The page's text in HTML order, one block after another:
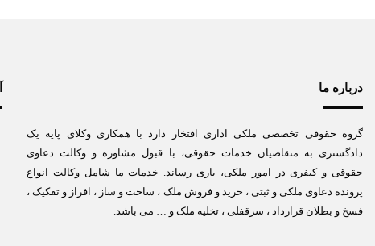
درباره ما
گروه حقوقی تخصصی ملکی اداری افتخار دارد با همکاری وکلای پایه یک
دادگستری به متقاضیان خدمات حقوقی، با قبول مشاوره و وکالت دعاوی
حقوقی و کیفری در امور ملکی، یاری رساند. خدمات ما شامل وکالت انواع
پرونده دعاوی ملکی و ثبتی ، خرید و فروش ملک ، ساخت و ساز ، افراز و تفکیک ،
فسخ و بطلان قرارداد ، سرقفلی ، تخلیه ملک و … می باشد.